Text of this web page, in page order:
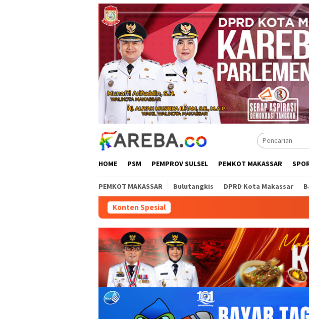
HOME PSM PEMPROV SULSEL PEMKOT MAKASSAR
PEMKOT MAKASSAR Bulutangkis DPRD Kota Makassar
Konten Spesial